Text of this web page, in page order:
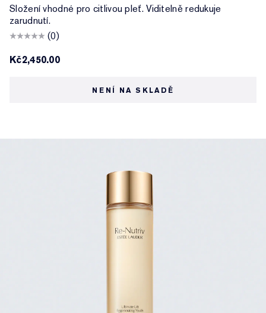
Složení vhodné pro citlivou pleť. Viditelně redukuje
zarudnutí.
(0)
Kč2,450.00
NENÍ NA SKLADĚ